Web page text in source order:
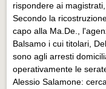
rispondere ai
Secondo la
capo alla Ma.De.,
Balsamo i cui titolari,
sono agli arresti
operativamente le
Alessio Salamone: